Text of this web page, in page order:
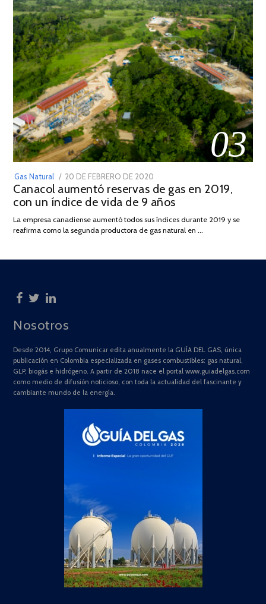
03
Gas Natural
POSTED
ON
20 DE FEBRERO DE 2020
DE
JULIO
2025
Canacol aumentó reservas de gas en 2019,
con un índice de vida de 9 años
La empresa canadiense aumentó todos sus índices durante 2019 y se
reafirma como la segunda productora de gas natural en …
Nosotros
Desde 2014, Grupo Comunicar edita anualmente la GUÍA DEL GAS, única
publicación en Colombia especializada en gases combustibles: gas natural,
GLP, biogás e hidrógeno. A partir de 2018 nace el portal www.guiadelgas.com
como medio de difusión noticioso, con toda la actualidad del fascinante y
cambiante mundo de la energía.